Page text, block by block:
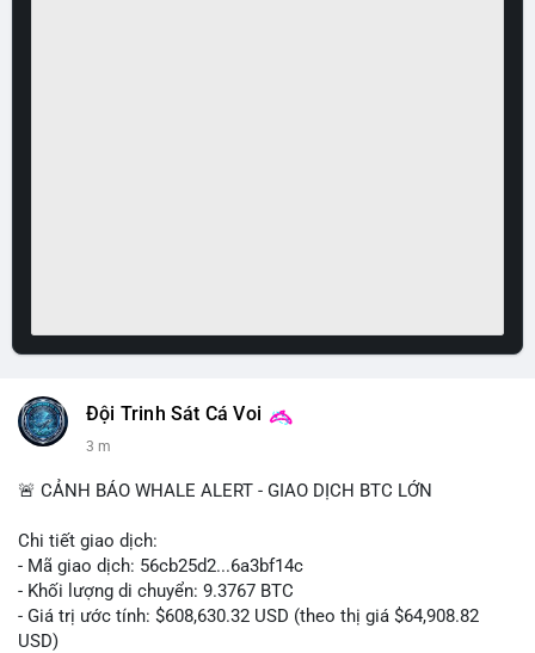
Đội Trinh Sát Cá Voi
3 m
🚨 CẢNH BÁO WHALE ALERT - GIAO DỊCH BTC LỚN
Chi tiết giao dịch:
- Mã giao dịch: 56cb25d2...6a3bf14c
- Khối lượng di chuyển: 9.3767 BTC
- Giá trị ước tính: $608,630.32 USD (theo thị giá $64,908.82
USD)